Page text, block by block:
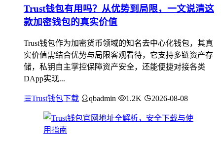
Trust钱包有用吗？从优势到局限，一文说清这
款加密钱包的真实价值
Trust钱包作为加密货币领域的知名去中心化钱包，其真
实价值需结合优势与局限客观看待，它支持多链资产存
储，私钥自主掌控保障资产安全，还能便捷对接各类
DApp实现...
Trust钱包下载 qbadmin 1.2K 2026-08-08